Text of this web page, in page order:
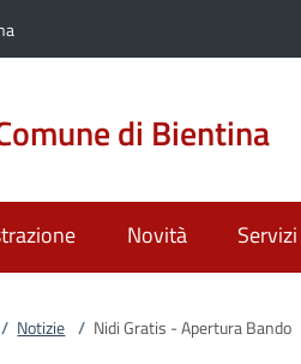
di Bientina
Novità Servizi
/ Notizie / Nidi Gratis - Apertura Bando